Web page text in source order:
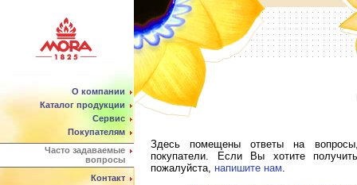
О компании
Каталог продукции
Сервис
Покупателям
Часто задаваемые
вопросы
Контакт
Здесь помещены ответы на
покупатели. Если Вы хотите
пожалуйста, напишите нам.